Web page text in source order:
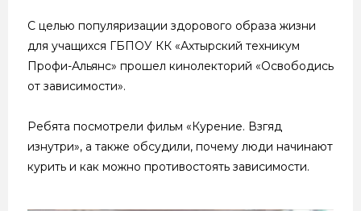
С целью популяризации здорового образа жизни
для учащихся ГБПОУ КК «Ахтырский техникум
Профи-Альянс» прошел кинолекторий «Освободись
от зависимости».
Ребята посмотрели фильм «Курение. Взгяд
изнутри», а также обсудили, почему люди начинают
курить и как можно противостоять зависимости.